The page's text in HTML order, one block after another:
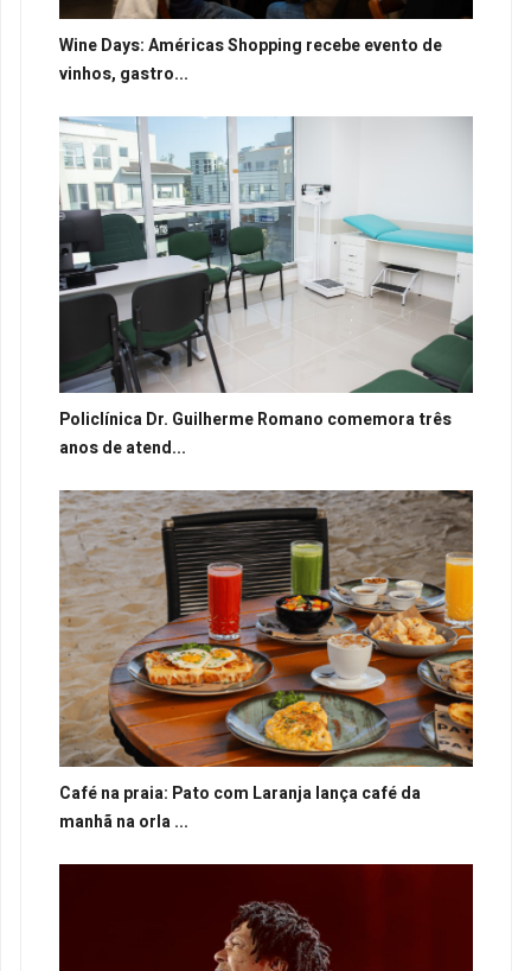
Wine Days: Américas Shopping recebe evento de
vinhos, gastro...
Policlínica Dr. Guilherme Romano comemora três
anos de atend...
Café na praia: Pato com Laranja lança café da
manhã na orla ...